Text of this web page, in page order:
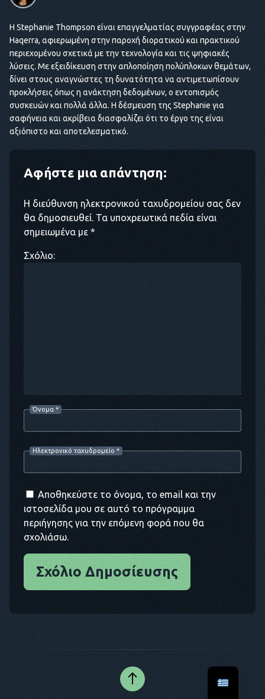
Η Stephanie Thompson είναι επαγγελματίας συγγραφέας στην
Haqerra, αφιερωμένη στην παροχή διορατικού και πρακτικού
περιεχομένου σχετικά με την τεχνολογία και τις ψηφιακές
λύσεις. Με εξειδίκευση στην απλοποίηση πολύπλοκων θεμάτων,
δίνει στους αναγνώστες τη δυνατότητα να αντιμετωπίσουν
προκλήσεις όπως η ανάκτηση δεδομένων, ο εντοπισμός
συσκευών και πολλά άλλα. Η δέσμευση της Stephanie για
σαφήνεια και ακρίβεια διασφαλίζει ότι το έργο της είναι
αξιόπιστο και αποτελεσματικό.
Αφήστε μια απάντηση:
Η διεύθυνση ηλεκτρονικού ταχυδρομείου σας δεν
θα δημοσιευθεί. Τα υποχρεωτικά πεδία είναι
σημειωμένα με *
Σχόλιο:
Όνομα *
Ηλεκτρονικό ταχυδρομείο *
Αποθηκεύστε το όνομα, το email και την
ιστοσελίδα μου σε αυτό το πρόγραμμα
περιήγησης για την επόμενη φορά που θα
σχολιάσω.
Σχόλιο Δημοσίευσης